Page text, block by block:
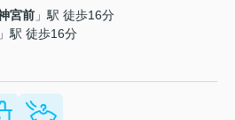
宮前 」駅 徒歩16分
」駅 徒歩16分